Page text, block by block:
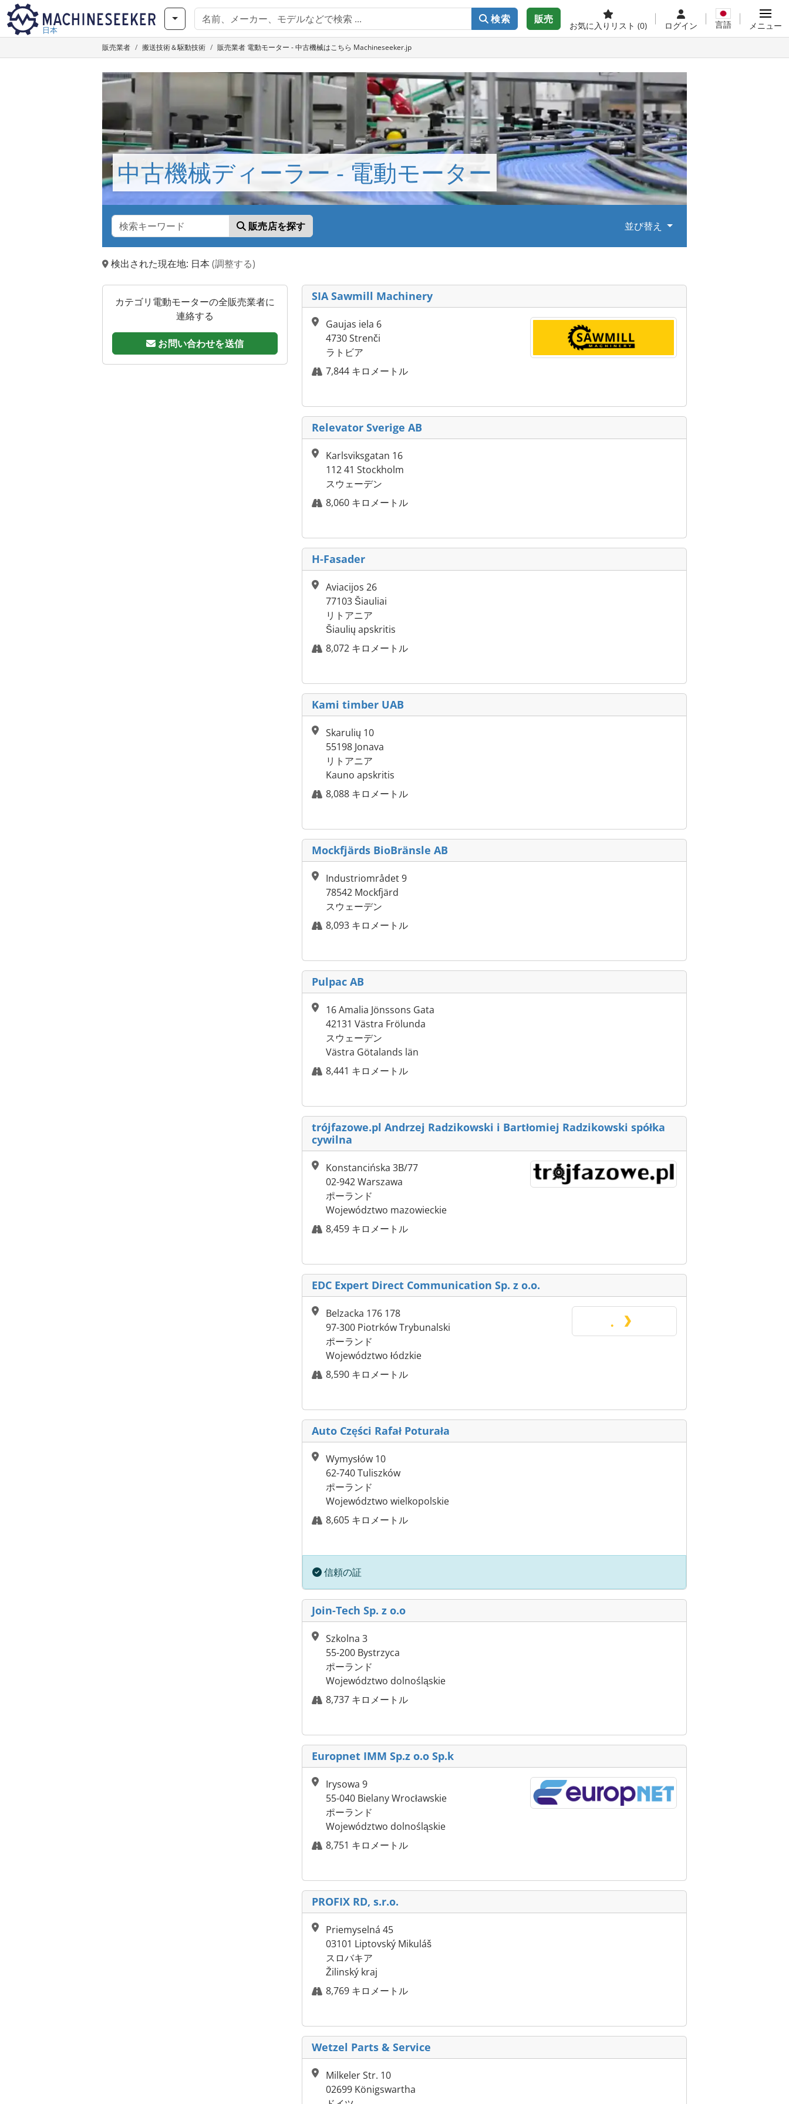
日本
検索 販売
お気に入りリスト (0) ログイン 言語 メニュー
販売業者 搬送技術＆駆動技術 販売業者 電動モーター - 中古機械はこちら Machineseeker.jp
中古機械ディーラー - 電動モーター
販売店を探す 並び替え
検出された現在地: 日本 (調整する)
カテゴリ電動モーターの全販売業者に
連絡する
お問い合わせを送信
SIA Sawmill Machinery
Gaujas iela 6
4730 Strenči
ラトビア
7,844 キロメートル
Relevator Sverige AB
Karlsviksgatan 16
112 41 Stockholm
スウェーデン
8,060 キロメートル
H-Fasader
Aviacijos 26
77103 Šiauliai
リトアニア
Šiaulių apskritis
8,072 キロメートル
Kami timber UAB
Skarulių 10
55198 Jonava
リトアニア
Kauno apskritis
8,088 キロメートル
Mockfjärds BioBränsle AB
Industriområdet 9
78542 Mockfjärd
スウェーデン
8,093 キロメートル
Pulpac AB
16 Amalia Jönssons Gata
42131 Västra Frölunda
スウェーデン
Västra Götalands län
8,441 キロメートル
trójfazowe.pl Andrzej Radzikowski i Bartłomiej Radzikowski spółka
cywilna
Konstancińska 3B/77
02-942 Warszawa
ポーランド
Województwo mazowieckie
8,459 キロメートル
EDC Expert Direct Communication Sp. z o.o.
Belzacka 176 178
97-300 Piotrków Trybunalski
ポーランド
Województwo łódzkie
8,590 キロメートル
Auto Części Rafał Poturała
Wymysłów 10
62-740 Tuliszków
ポーランド
Województwo wielkopolskie
8,605 キロメートル
信頼の証
Join-Tech Sp. z o.o
Szkolna 3
55-200 Bystrzyca
ポーランド
Województwo dolnośląskie
8,737 キロメートル
Europnet IMM Sp.z o.o Sp.k
Irysowa 9
55-040 Bielany Wrocławskie
ポーランド
Województwo dolnośląskie
8,751 キロメートル
PROFIX RD, s.r.o.
Priemyselná 45
03101 Liptovský Mikuláš
スロバキア
Žilinský kraj
8,769 キロメートル
Wetzel Parts & Service
Milkeler Str. 10
02699 Königswartha